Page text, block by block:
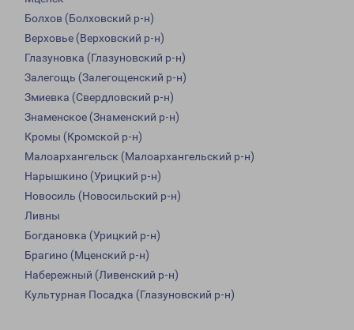
Болхов (Болховский р-н)
Верховье (Верховский р-н)
Глазуновка (Глазуновский р-н)
Залегощь (Залегощенский р-н)
Змиевка (Свердловский р-н)
Знаменское (Знаменский р-н)
Кромы (Кромской р-н)
Малоархангельск (Малоархангельский р-н)
Нарышкино (Урицкий р-н)
Новосиль (Новосильский р-н)
Ливны
Богдановка (Урицкий р-н)
Брагино (Мценский р-н)
Набережный (Ливенский р-н)
Культурная Посадка (Глазуновский р-н)